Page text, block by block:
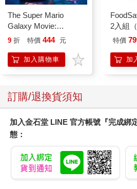
The Super Mario
Galaxy Movie:
Peach`s Birthday
Mario Galaxy Movie
Storybook
9 折 特價 444 元
加入購物車
2入組
特價
加
訂購/退換貨須知
加入金石堂 LINE 官方帳號『完成綁
態：